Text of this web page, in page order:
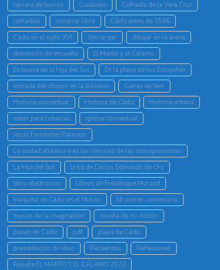
carrera de burros
Ciudades
Cofradía de la Vera Cruz
cofradías
comprar libro
Cádiz antes de 1596
Cádiz en el siglo XVI
descargar
dibujar en la arena
dimensión de ensueño
El Manto y el Cálamo
En busca de la Hija del Sol
En la playa de los Estopiñán
entrada del obispo en la diócesis
Ganas de leer
Historia conventual
Historia de Cádiz
Historia urbana
ideas para robarlas
iglesia conventual
Jesús Fernández Palacios
La ciudad atlántica tras las celosías de las concepcionistas
La Hija del Sol
la tía de Carlos Edmundo de Ory
libro electronico
Libros de Frédérique Morand
Maqueta de Cádiz en el Museo
Mi primer comentario
museo de la imaginación
novela de no-ficción
paseo en Cádiz
pdf
playa de Cádiz
presentación de libro
Recuerdos
Reflexiones
Reseña EL MANTO Y EL CÁLAMO 2023